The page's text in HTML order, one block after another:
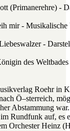
(Primanerehre) -
mir - Musikalische
-
des
Roehr in
Ö–sterreich,
Abstammung war.
Rundfunk auf, es
Orchester Heinz